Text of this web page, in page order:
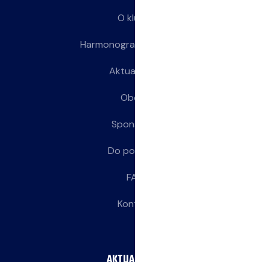
O klubie
Harmonogram treningów
Aktualności
Obozy
Sponsorzy
Do pobrania
FAQ
Kontakt